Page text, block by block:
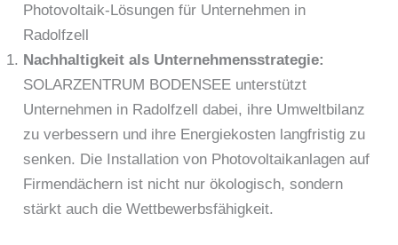
Photovoltaik-Lösungen für Unternehmen in
Radolfzell
Nachhaltigkeit als Unternehmensstrategie:
SOLARZENTRUM BODENSEE unterstützt
Unternehmen in Radolfzell dabei, ihre Umweltbilanz
zu verbessern und ihre Energiekosten langfristig zu
senken. Die Installation von Photovoltaikanlagen auf
Firmendächern ist nicht nur ökologisch, sondern
stärkt auch die Wettbewerbsfähigkeit.